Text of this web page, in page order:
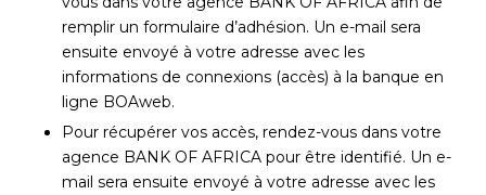
remplir un formulaire d’adhésion. Un e-mail sera
ensuite envoyé à votre adresse avec les
informations de connexions (accès) à la banque en
ligne BOAweb.
Pour récupérer vos accès, rendez-vous dans votre
agence BANK OF AFRICA pour être identifié. Un e-
mail sera ensuite envoyé à votre adresse avec les